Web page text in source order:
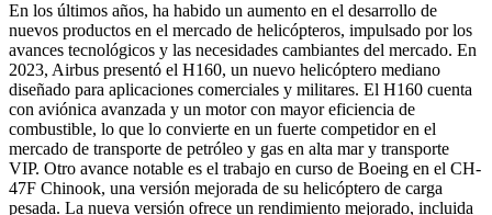
En los últimos años, ha habido un aumento en el desarrollo de
nuevos productos en el mercado de helicópteros, impulsado por los
avances tecnológicos y las necesidades cambiantes del mercado. En
2023, Airbus presentó el H160, un nuevo helicóptero mediano
diseñado para aplicaciones comerciales y militares. El H160 cuenta
con aviónica avanzada y un motor con mayor eficiencia de
combustible, lo que lo convierte en un fuerte competidor en el
mercado de transporte de petróleo y gas en alta mar y transporte
VIP. Otro avance notable es el trabajo en curso de Boeing en el CH-
47F Chinook, una versión mejorada de su helicóptero de carga
pesada. La nueva versión ofrece un rendimiento mejorado, incluida